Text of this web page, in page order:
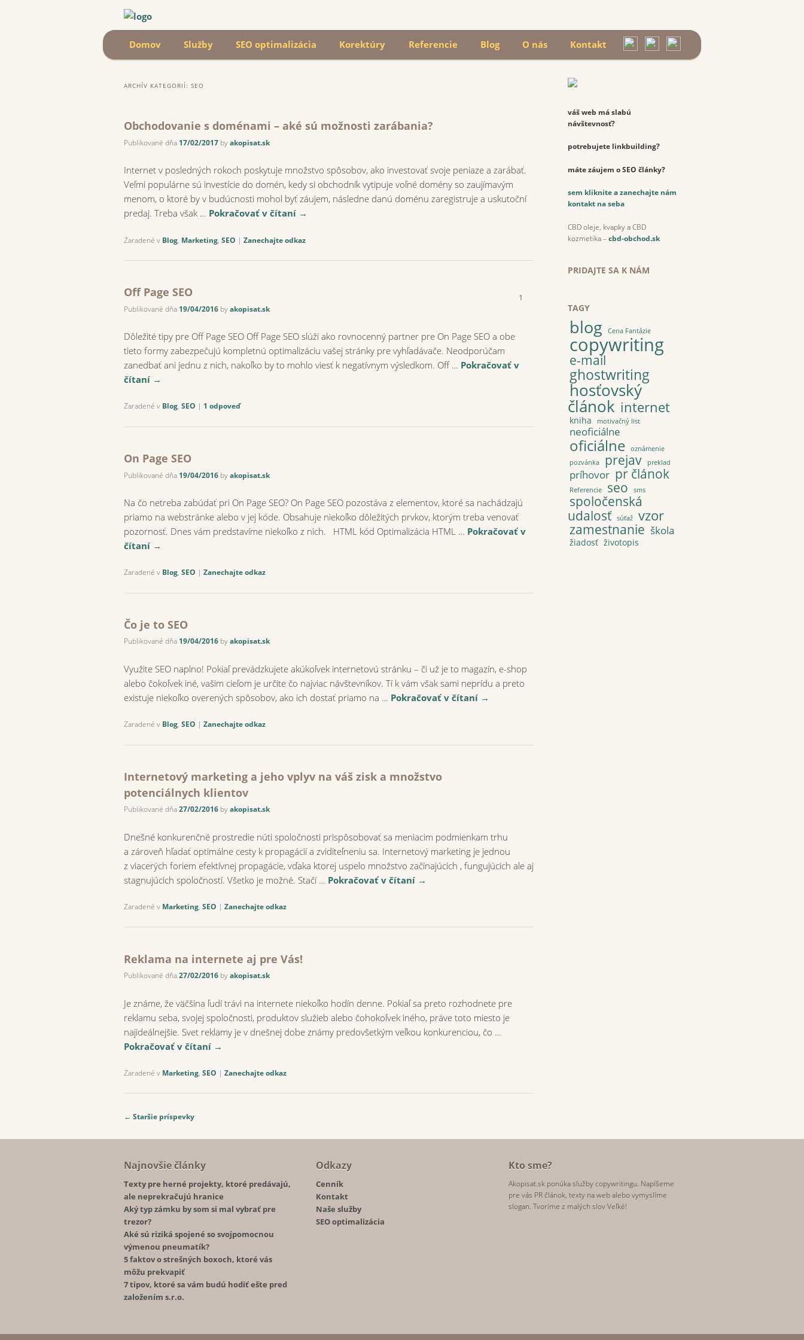
Hľadať
Main menu
Skip to primary content
Skip to secondary content
Domov Služby SEO optimalizácia Korektúry Referencie Blog O nás Kontakt
ARCHÍV KATEGORIÍ: SEO
Obchodovanie s doménami – aké sú možnosti zarábania?
Publikované dňa 17/02/2017 byakopisat.sk
Internet v posledných rokoch poskytuje množstvo spôsobov, ako investovať svoje peniaze a zarábať.
Veľmi populárne sú investície do domén, kedy si obchodník vytipuje voľné domény so zaujímavým
menom, o ktoré by v budúcnosti mohol byť záujem, následne danú doménu zaregistruje a uskutoční
predaj. Treba však … Pokračovať v čítaní →
Zaradené v Blog, Marketing, SEO | Zanechajte odkaz
Off Page SEO
Publikované dňa 19/04/2016 byakopisat.sk
1
Dôležité tipy pre Off Page SEO Off Page SEO slúži ako rovnocenný partner pre On Page SEO a obe
tieto formy zabezpečujú kompletnú optimalizáciu vašej stránky pre vyhľadávače. Neodporúčam
zanedbať ani jednu z nich, nakoľko by to mohlo viesť k negatívnym výsledkom. Off … Pokračovať v
čítaní →
Zaradené v Blog, SEO | 1 odpoveď
On Page SEO
Publikované dňa 19/04/2016 byakopisat.sk
Na čo netreba zabúdať pri On Page SEO? On Page SEO pozostáva z elementov, ktoré sa nachádzajú
priamo na webstránke alebo v jej kóde. Obsahuje niekoľko dôležitých prvkov, ktorým treba venovať
pozornosť. Dnes vám predstavíme niekoľko z nich. HTML kód Optimalizácia HTML … Pokračovať v
čítaní →
Zaradené v Blog, SEO | Zanechajte odkaz
Čo je to SEO
Publikované dňa 19/04/2016 byakopisat.sk
Využite SEO naplno! Pokiaľ prevádzkujete akúkoľvek internetovú stránku – či už je to magazín, e-shop
alebo čokoľvek iné, vašim cieľom je určite čo najviac návštevníkov. Tí k vám však sami neprídu a preto
existuje niekoľko overených spôsobov, ako ich dostať priamo na … Pokračovať v čítaní →
Zaradené v Blog, SEO | Zanechajte odkaz
Internetový marketing a jeho vplyv na váš zisk a množstvo
potenciálnych klientov
Publikované dňa27/02/2016 byakopisat.sk
Dnešné konkurenčné prostredie núti spoločnosti prispôsobovať sa meniacim podmienkam trhu
a zároveň hľadať optimálne cesty k propagácií a zviditeľneniu sa. Internetový marketing je jednou
z viacerých foriem efektívnej propagácie, vďaka ktorej uspelo množstvo začínajúcich , fungujúcich ale aj
stagnujúcich spoločností. Všetko je možné. Stačí … Pokračovať v čítaní →
Zaradené v Marketing, SEO | Zanechajte odkaz
Reklama na internete aj pre Vás!
Publikované dňa27/02/2016 byakopisat.sk
Je známe, že väčšina ľudí trávi na internete niekoľko hodín denne. Pokiaľ sa preto rozhodnete pre
reklamu seba, svojej spoločnosti, produktov služieb alebo čohokoľvek iného, práve toto miesto je
najideálnejšie. Svet reklamy je v dnešnej dobe známy predovšetkým veľkou konkurenciou, čo …
Pokračovať v čítaní →
Zaradené v Marketing, SEO | Zanechajte odkaz
Post navigation
← Staršie príspevky
váš web má slabú
návštevnosť?
potrebujete linkbuilding?
máte záujem o SEO články?
sem kliknite a zanechajte nám
kontakt na seba
CBD oleje, kvapky a CBD
kozmetika –cbd-obchod.sk
PRIDAJTE SA K NÁM
TAGY
blog Cena Fantázie
copywriting
e-mail
ghostwriting
hosťovský
článok internet
kniha motivačný list
neoficiálne
oficiálne
oznámenie
pozvánka
prejav preklad
príhovor pr článok
Referencie seo sms
spoločenská
udalosť
súťaž vzor
zamestnanie škola
žiadosť životopis
Najnovšie články
Texty pre herné projekty, ktoré predávajú,
ale neprekračujú hranice
Aký typ zámku by som si mal vybrať pre
trezor?
Aké sú riziká spojené so svojpomocnou
výmenou pneumatík?
5 faktov o strešných boxoch, ktoré vás
môžu prekvapiť
7 tipov, ktoré sa vám budú hodiť ešte pred
založením s.r.o.
Odkazy
Cenník
Kontakt
Naše služby
SEO optimalizácia
Kto sme?
Akopisat.sk ponúka služby copywritingu. Napíšeme
pre vás PR článok, texty na web alebo vymyslíme
slogan. Tvoríme z malých slov Veľké!